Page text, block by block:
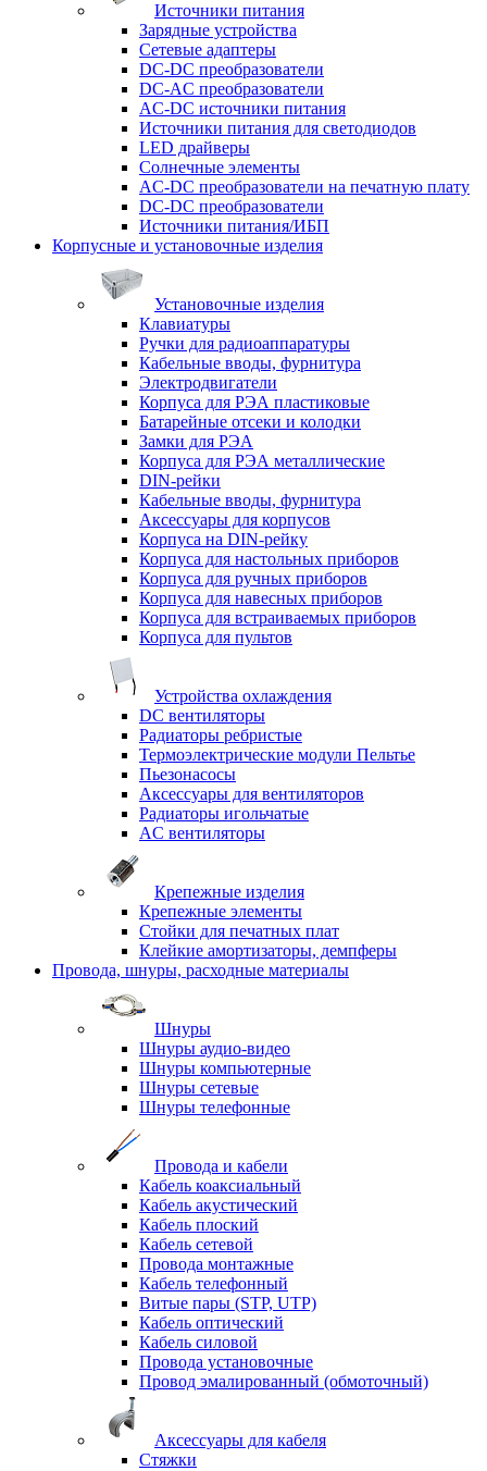
Источники питания
Зарядные устройства
Сетевые адаптеры
DC-DC преобразователи
DC-AC преобразователи
AC-DC источники питания
Источники питания для светодиодов
LED драйверы
Солнечные элементы
AC-DC преобразователи на печатную плату
DC-DC преобразователи
Источники питания/ИБП
Корпусные и установочные изделия
Установочные изделия
Клавиатуры
Ручки для радиоаппаратуры
Кабельные вводы, фурнитура
Электродвигатели
Корпуса для РЭА пластиковые
Батарейные отсеки и колодки
Замки для РЭА
Корпуса для РЭА металлические
DIN-рейки
Кабельные вводы, фурнитура
Аксессуары для корпусов
Корпуса на DIN-рейку
Корпуса для настольных приборов
Корпуса для ручных приборов
Корпуса для навесных приборов
Корпуса для встраиваемых приборов
Корпуса для пультов
Устройства охлаждения
DC вентиляторы
Радиаторы ребристые
Термоэлектрические модули Пельтье
Пьезонасосы
Аксессуары для вентиляторов
Радиаторы игольчатые
AC вентиляторы
Крепежные изделия
Крепежные элементы
Стойки для печатных плат
Клейкие амортизаторы, демпферы
Провода, шнуры, расходные материалы
Шнуры
Шнуры аудио-видео
Шнуры компьютерные
Шнуры сетевые
Шнуры телефонные
Провода и кабели
Кабель коаксиальный
Кабель акустический
Кабель плоский
Кабель сетевой
Провода монтажные
Кабель телефонный
Витые пары (STP, UTP)
Кабель оптический
Кабель силовой
Провода установочные
Провод эмалированный (обмоточный)
Аксессуары для кабеля
Стяжки